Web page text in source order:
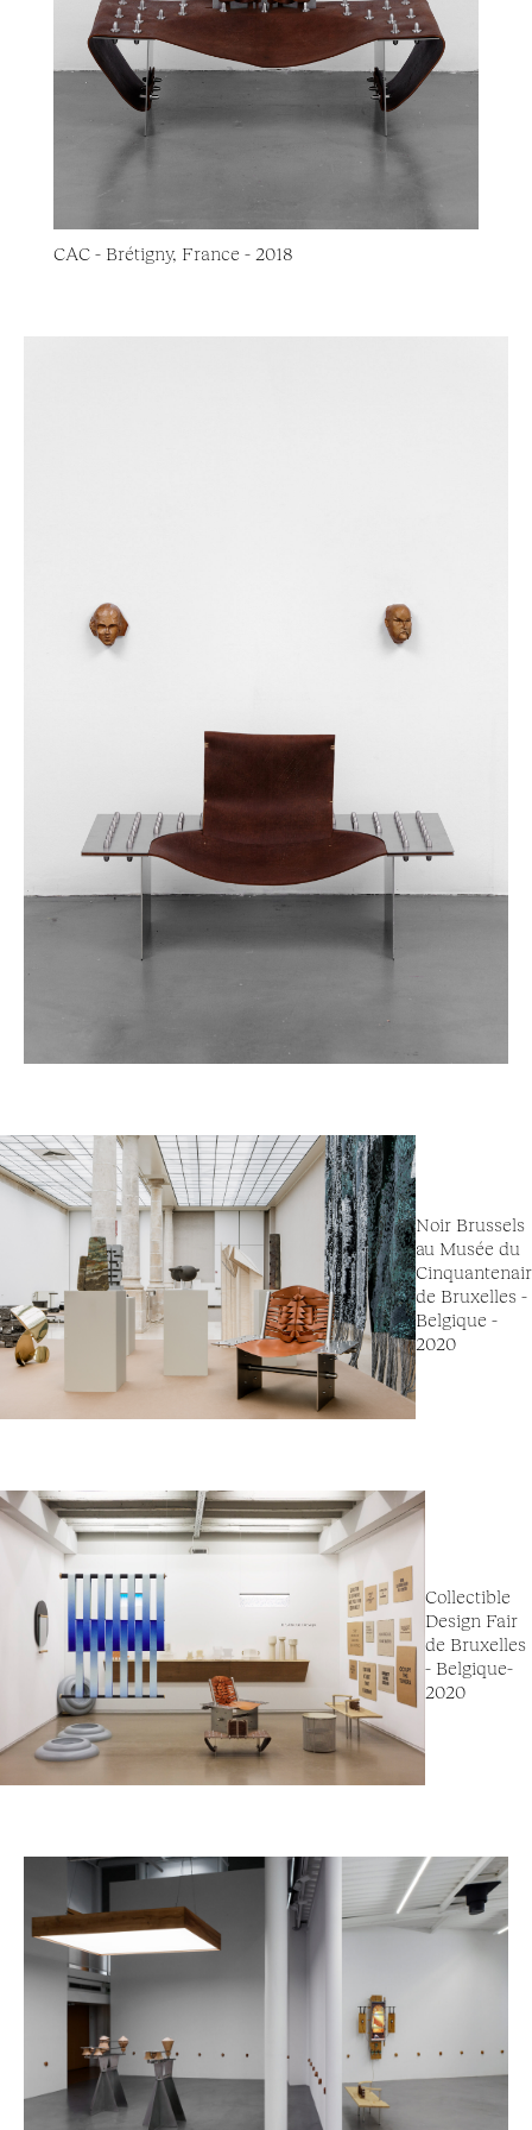
CAC - Brétigny, France - 2018
Noir Brussels
au Musée du
de Bruxelles -
Belgique -
2020
Collectible
Design Fair
de Bruxelles
- Belgique-
2020